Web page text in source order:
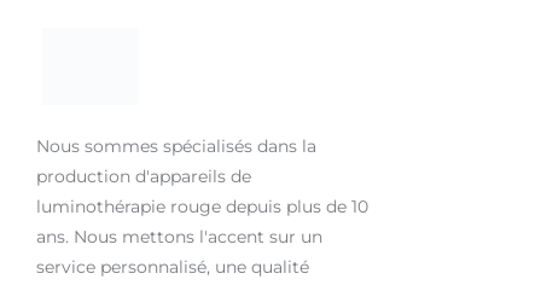
Nous sommes spécialisés dans la
production d'appareils de
luminothérapie rouge depuis plus de 10
ans. Nous mettons l'accent sur un
service personnalisé, une qualité